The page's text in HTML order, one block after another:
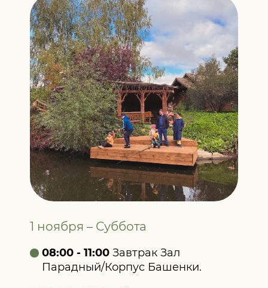
1 ноября – Суббота
08:00 - 11:00 Завтрак Зал
Парадный/Корпус Башенки.